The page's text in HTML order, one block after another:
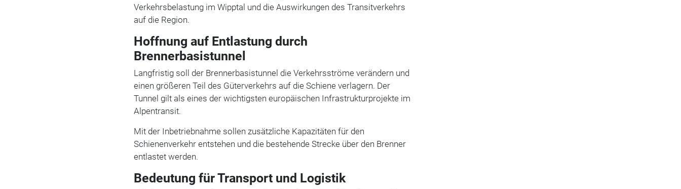
Verkehrsbelastung im Wipptal und die Auswirkungen des Transitverkehrs
auf die Region.
Hoffnung auf Entlastung durch
Brennerbasistunnel
Langfristig soll der Brennerbasistunnel die Verkehrsströme verändern und
einen größeren Teil des Güterverkehrs auf die Schiene verlagern. Der
Tunnel gilt als eines der wichtigsten europäischen Infrastrukturprojekte im
Alpentransit.
Mit der Inbetriebnahme sollen zusätzliche Kapazitäten für den
Schienenverkehr entstehen und die bestehende Strecke über den Brenner
entlastet werden.
Bedeutung für Transport und Logistik